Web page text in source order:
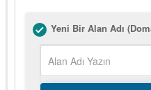
Yeni Bir Alan Adı